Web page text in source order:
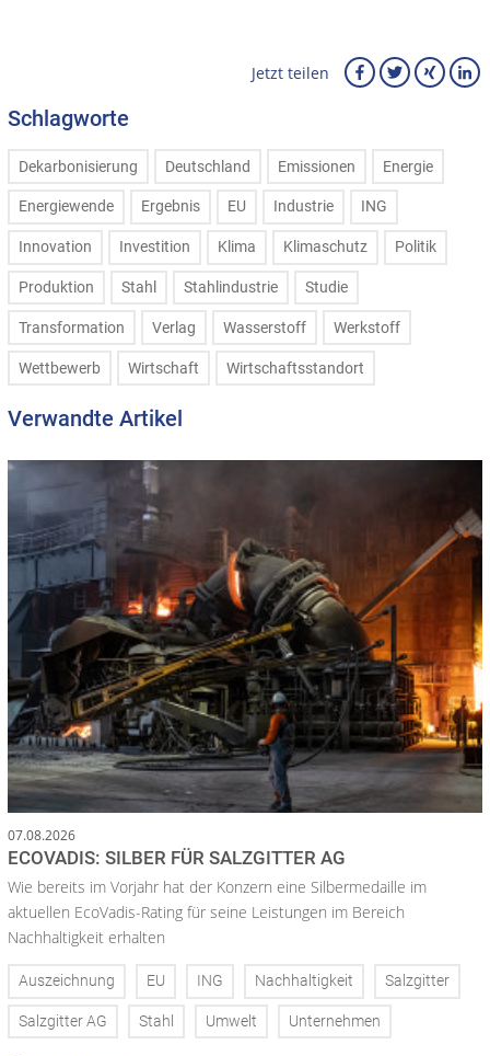
Jetzt teilen
Schlagworte
Dekarbonisierung Deutschland Emissionen Energie
Energiewende Ergebnis EU Industrie ING
Innovation Investition Klima Klimaschutz Politik
Produktion Stahl Stahlindustrie Studie
Transformation Verlag Wasserstoff Werkstoff
Wettbewerb Wirtschaft Wirtschaftsstandort
Verwandte Artikel
07.08.2026
ECOVADIS: SILBER FÜR SALZGITTER AG
Wie bereits im Vorjahr hat der Konzern eine Silbermedaille im
aktuellen EcoVadis-Rating für seine Leistungen im Bereich
Nachhaltigkeit erhalten
Auszeichnung EU ING Nachhaltigkeit Salzgitter
Salzgitter AG Stahl Umwelt Unternehmen